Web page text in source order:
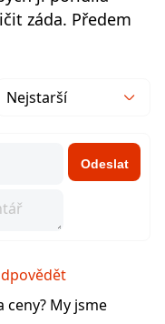
záda. Předem
Nejstarší
Odeslat
ceny? My jsme